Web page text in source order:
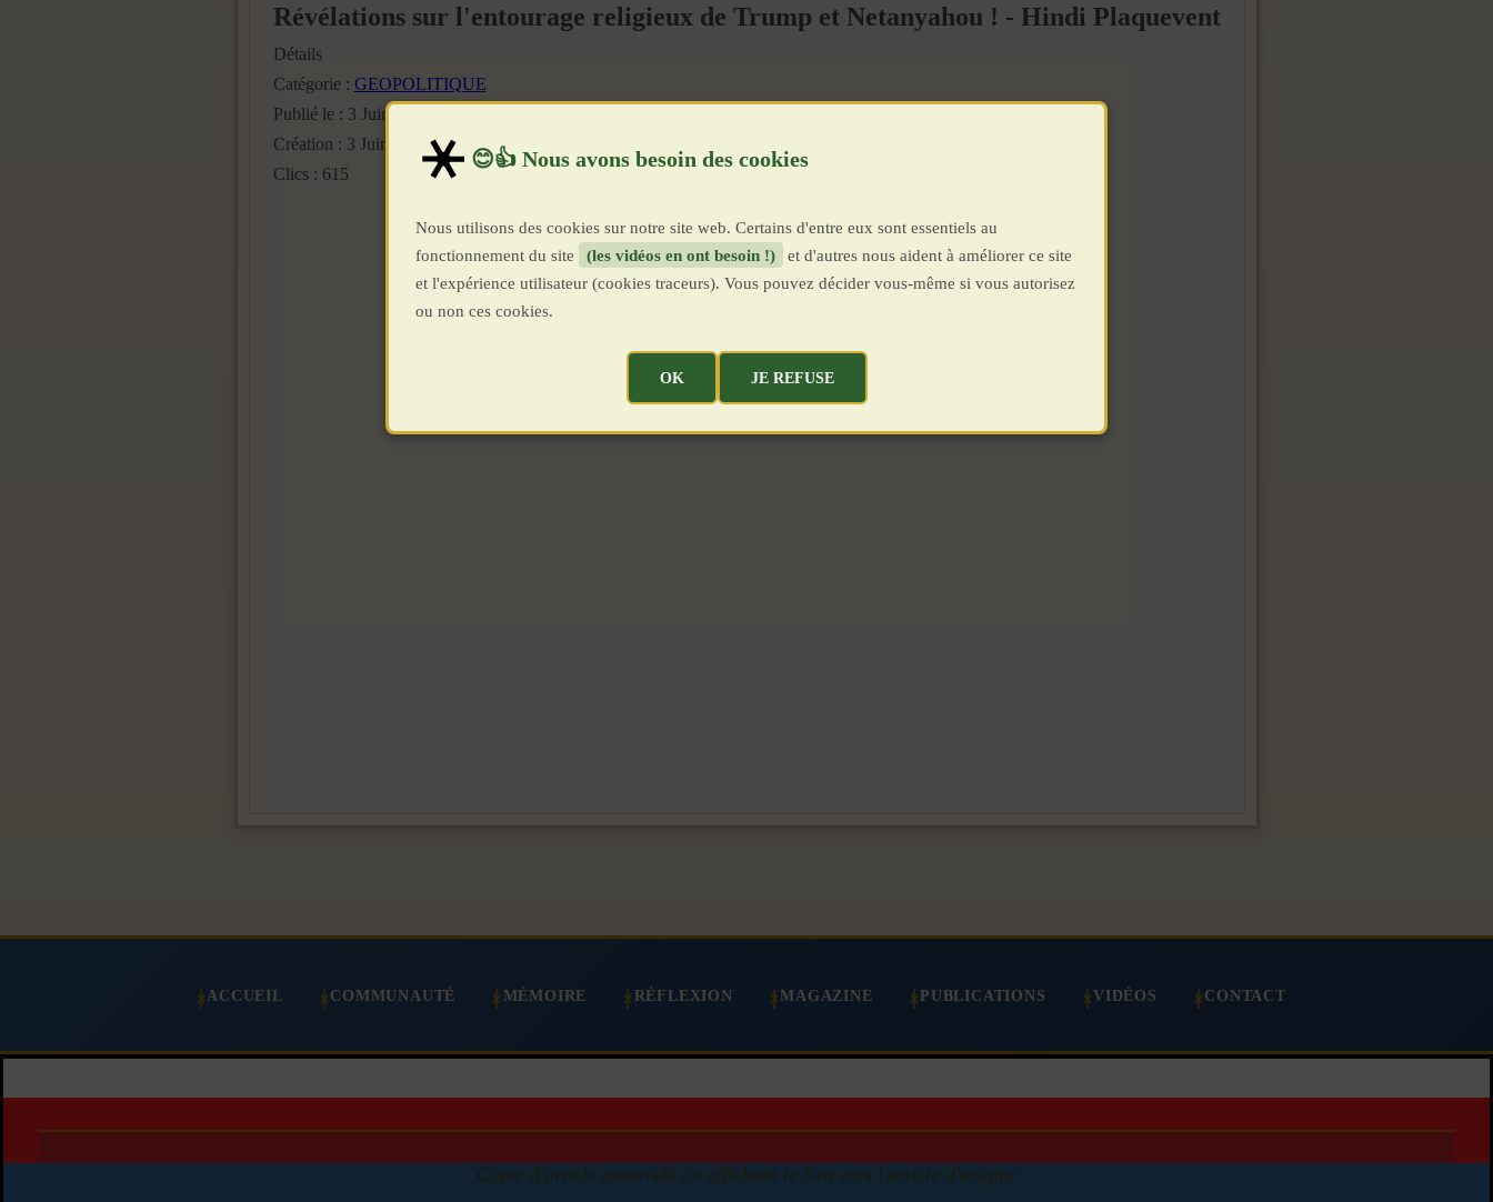
Révélations sur l'entourage religieux de Trump et Netanyahou ! - Hindi Plaquevent
Détails
Catégorie : GEOPOLITIQUE
Publié le : 3 Juin 2026
Création : 3 Juin 2026
Clics : 615
ACCUEIL COMMUNAUTÉ MÉMOIRE RÉFLEXION MAGAZINE PUBLICATIONS VIDÉOS CONTACT
Copie d'article autorisée en affichant le lien vers l'article d'origine
Nous utilisons des cookies sur notre site web. Certains d'entre eux sont essentiels au
fonctionnement du site
(les vidéos en ont besoin !)
et d'autres nous aident à améliorer ce site
et l'expérience utilisateur (cookies traceurs). Vous pouvez décider vous-même si vous autorisez
ou non ces cookies.
OK JE REFUSE